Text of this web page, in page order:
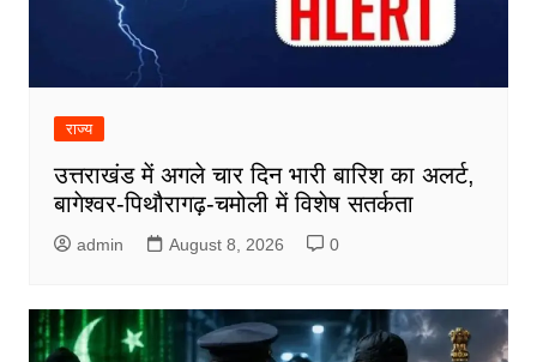
राज्य
उत्तराखंड में अगले चार दिन भारी बारिश का अलर्ट,
बागेश्वर-पिथौरागढ़-चमोली में विशेष सतर्कता
admin August 8, 2026 0